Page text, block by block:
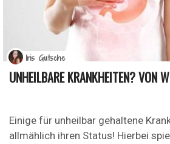
UNHEILBARE KRANKHEITEN? VON
Einige für unheilbar gehaltene
allmählich ihren Status! Hierbei
Iris Gutsche